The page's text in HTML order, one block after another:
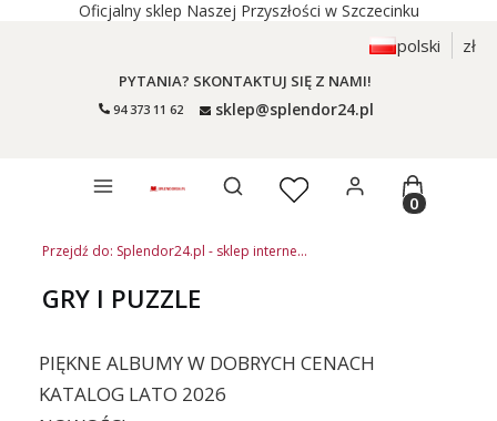
Oficjalny sklep Naszej Przyszłości w Szczecinku
polski zł
PYTANIA? SKONTAKTUJ SIĘ Z NAMI!
94 373 11 62 sklep@splendor24.pl
Otwórz wyszukiwarkęProdukty
Przejdź do: Splendor24.pl - sklep internetowy Naszej Przyszłości w Szczecinku
GRY I PUZZLE
PIĘKNE ALBUMY W DOBRYCH CENACH
KATALOG LATO 2026